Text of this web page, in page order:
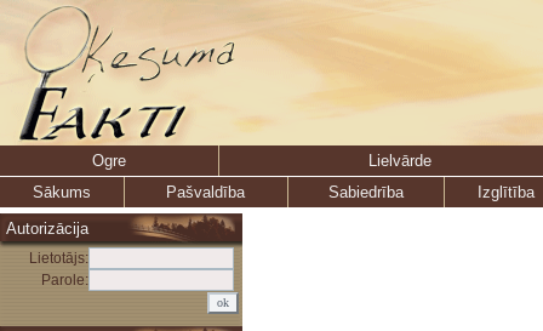
Ogre
Lielvārde
Sākums
Pašvaldība Sabiedrība
Izglītība
Autorizācija
Lietotājs:
Parole: